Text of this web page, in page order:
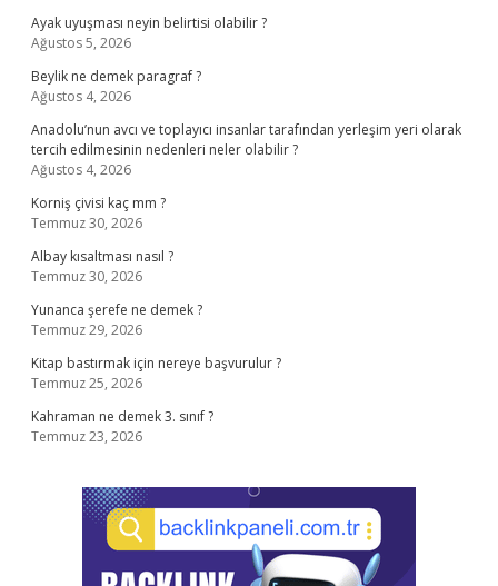
Ayak uyuşması neyin belirtisi olabilir ?
Ağustos 5, 2026
Beylik ne demek paragraf ?
Ağustos 4, 2026
Anadolu’nun avcı ve toplayıcı insanlar tarafından yerleşim yeri olarak
tercih edilmesinin nedenleri neler olabilir ?
Ağustos 4, 2026
Korniş çivisi kaç mm ?
Temmuz 30, 2026
Albay kısaltması nasıl ?
Temmuz 30, 2026
Yunanca şerefe ne demek ?
Temmuz 29, 2026
Kitap bastırmak için nereye başvurulur ?
Temmuz 25, 2026
Kahraman ne demek 3. sınıf ?
Temmuz 23, 2026